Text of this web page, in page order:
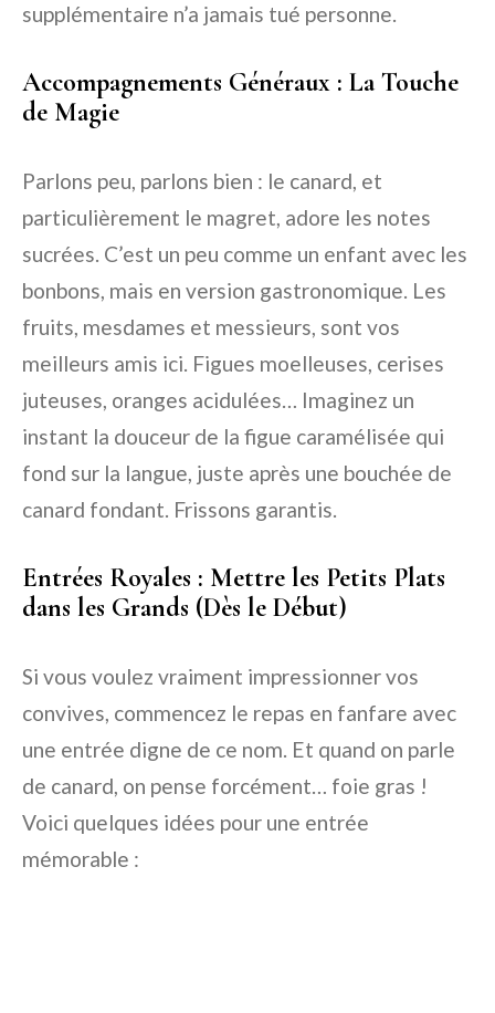
supplémentaire n’a jamais tué personne.
Accompagnements Généraux : La Touche
de Magie
Parlons peu, parlons bien : le canard, et
particulièrement le magret, adore les notes
sucrées. C’est un peu comme un enfant avec les
bonbons, mais en version gastronomique. Les
fruits, mesdames et messieurs, sont vos
meilleurs amis ici. Figues moelleuses, cerises
juteuses, oranges acidulées… Imaginez un
instant la douceur de la figue caramélisée qui
fond sur la langue, juste après une bouchée de
canard fondant. Frissons garantis.
Entrées Royales : Mettre les Petits Plats
dans les Grands (Dès le Début)
Si vous voulez vraiment impressionner vos
convives, commencez le repas en fanfare avec
une entrée digne de ce nom. Et quand on parle
de canard, on pense forcément… foie gras !
Voici quelques idées pour une entrée
mémorable :